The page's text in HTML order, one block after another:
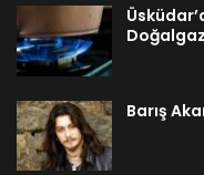
Barış